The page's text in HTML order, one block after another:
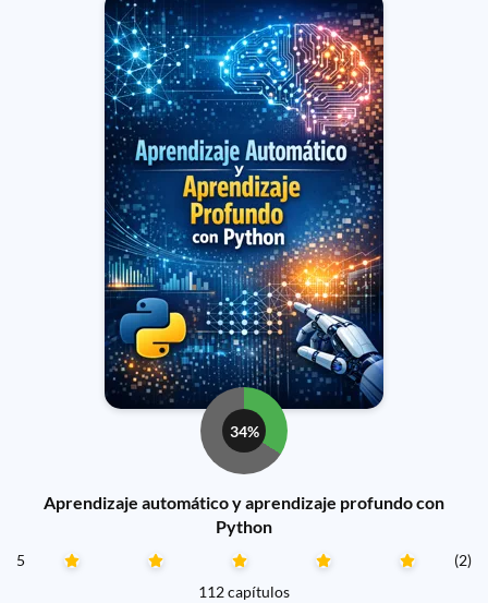
34%
Aprendizaje automático y aprendizaje profundo con
Python
5
(2)
112 capítulos